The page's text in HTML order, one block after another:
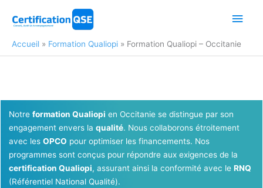
Accueil Formation Qualiopi Formation Qualiopi – Occitanie
Notre formation Qualiopi en Occitanie se distingue par son
engagement envers la qualité. Nous collaborons étroitement
avec les OPCO pour optimiser les financements. Nos
programmes sont conçus pour répondre aux exigences de la
certification Qualiopi, assurant ainsi la conformité avec le RNQ
(Référentiel National Qualité).